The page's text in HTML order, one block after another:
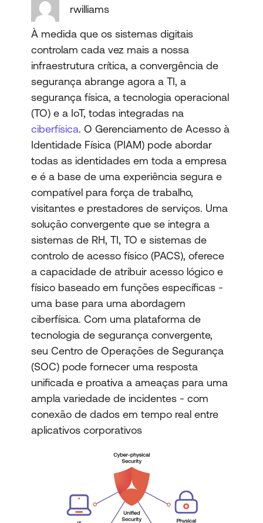
rwilliams
À medida que os sistemas digitais
controlam cada vez mais a nossa
infraestrutura crítica, a convergência de
segurança abrange agora a TI, a
segurança física, a tecnologia operacional
(TO) e a IoT, todas integradas na
ciberfísica. O Gerenciamento de Acesso à
Identidade Física (PIAM) pode abordar
todas as identidades em toda a empresa
e é a base de uma experiência segura e
compatível para força de trabalho,
visitantes e prestadores de serviços. Uma
solução convergente que se integra a
sistemas de RH, TI, TO e sistemas de
controlo de acesso físico (PACS), oferece
a capacidade de atribuir acesso lógico e
físico baseado em funções específicas -
uma base para uma abordagem
ciberfísica. Com uma plataforma de
tecnologia de segurança convergente,
seu Centro de Operações de Segurança
(SOC) pode fornecer uma resposta
unificada e proativa a ameaças para uma
ampla variedade de incidentes - com
conexão de dados em tempo real entre
aplicativos corporativos